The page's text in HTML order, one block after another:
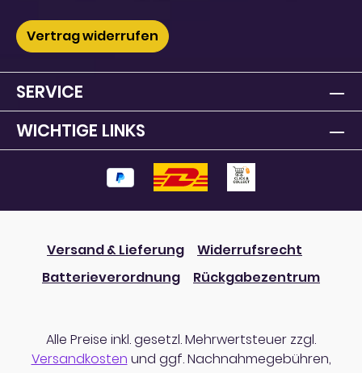
Vertrag widerrufen
SERVICE
WICHTIGE LINKS
Versand & Lieferung
Widerrufsrecht
Batterieverordnung
Rückgabezentrum
Alle Preise inkl. gesetzl. Mehrwertsteuer zzgl.
Versandkosten und ggf. Nachnahmegebühren,